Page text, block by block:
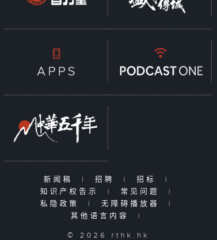
新闻稿 | 招聘 | 招标
|
知识产权告示
| 常见问题
|
私隐政策
| 无障碍播放器
|
其他语言内容
|
© 2026 rthk.hk